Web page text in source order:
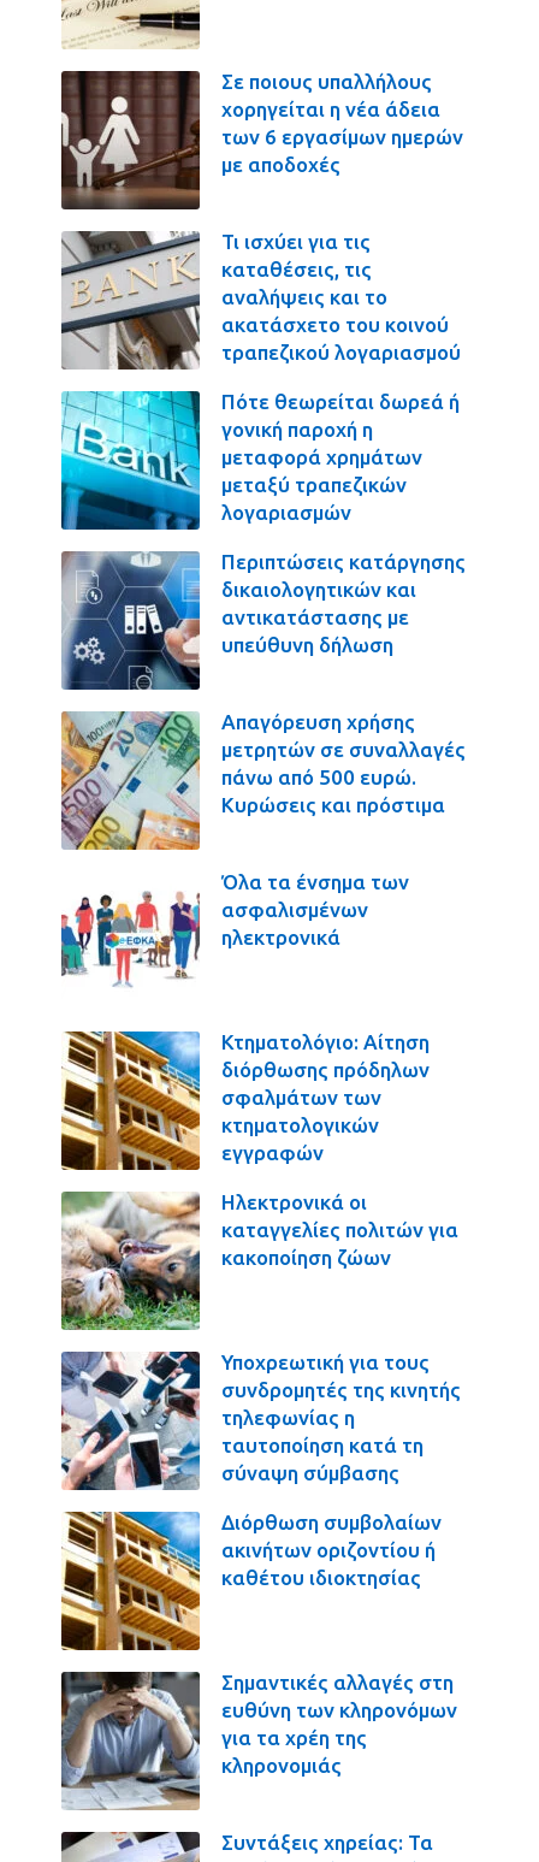
Σε ποιους υπαλλήλους
χορηγείται η νέα άδεια
των 6 εργασίμων ημερών
με αποδοχές
Τι ισχύει για τις
καταθέσεις, τις
αναλήψεις και το
ακατάσχετο του κοινού
τραπεζικού λογαριασμού
Πότε θεωρείται δωρεά ή
γονική παροχή η
μεταφορά χρημάτων
μεταξύ τραπεζικών
λογαριασμών
Περιπτώσεις κατάργησης
δικαιολογητικών και
αντικατάστασης με
υπεύθυνη δήλωση
Απαγόρευση χρήσης
μετρητών σε συναλλαγές
πάνω από 500 ευρώ.
Κυρώσεις και πρόστιμα
Όλα τα ένσημα των
ασφαλισμένων
ηλεκτρονικά
Κτηματολόγιο: Αίτηση
διόρθωσης πρόδηλων
σφαλμάτων των
κτηματολογικών
εγγραφών
Ηλεκτρονικά οι
καταγγελίες πολιτών για
κακοποίηση ζώων
Υποχρεωτική για τους
συνδρομητές της κινητής
τηλεφωνίας η
ταυτοποίηση κατά τη
σύναψη σύμβασης
Διόρθωση συμβολαίων
ακινήτων οριζοντίου ή
καθέτου ιδιοκτησίας
Σημαντικές αλλαγές στη
ευθύνη των κληρονόμων
για τα χρέη της
κληρονομιάς
Συντάξεις χηρείας: Τα